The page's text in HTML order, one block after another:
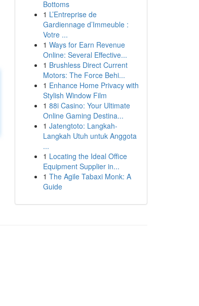
Bottoms
1 L’Entreprise de
Gardiennage d’Immeuble :
Votre ...
1 Ways for Earn Revenue
Online: Several Effective...
1 Brushless Direct Current
Motors: The Force Behi...
1 Enhance Home Privacy with
Stylish Window Film
1 88i Casino: Your Ultimate
Online Gaming Destina...
1 Jatengtoto: Langkah-
Langkah Utuh untuk Anggota
...
1 Locating the Ideal Office
Equipment Supplier in...
1 The Agile Tabaxi Monk: A
Guide